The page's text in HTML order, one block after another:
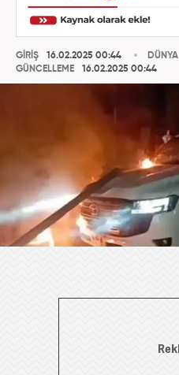
GİRİŞ
16.02.2025 00:44
GÜNCELLEME
16.02.2025 00:44
DÜNYA